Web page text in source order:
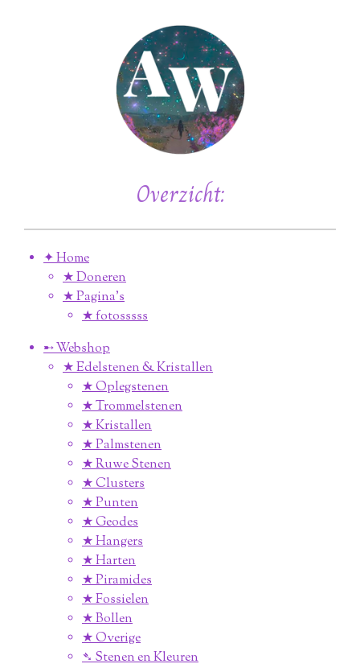
Overzicht:
✦ Home
★ Doneren
★ Pagina’s
★ fotosssss
➸ Webshop
★ Edelstenen & Kristallen
★ Oplegstenen
★ Trommelstenen
★ Kristallen
★ Palmstenen
★ Ruwe Stenen
★ Clusters
★ Punten
★ Geodes
★ Hangers
★ Harten
★ Piramides
★ Fossielen
★ Bollen
★ Overige
➴ Stenen en Kleuren